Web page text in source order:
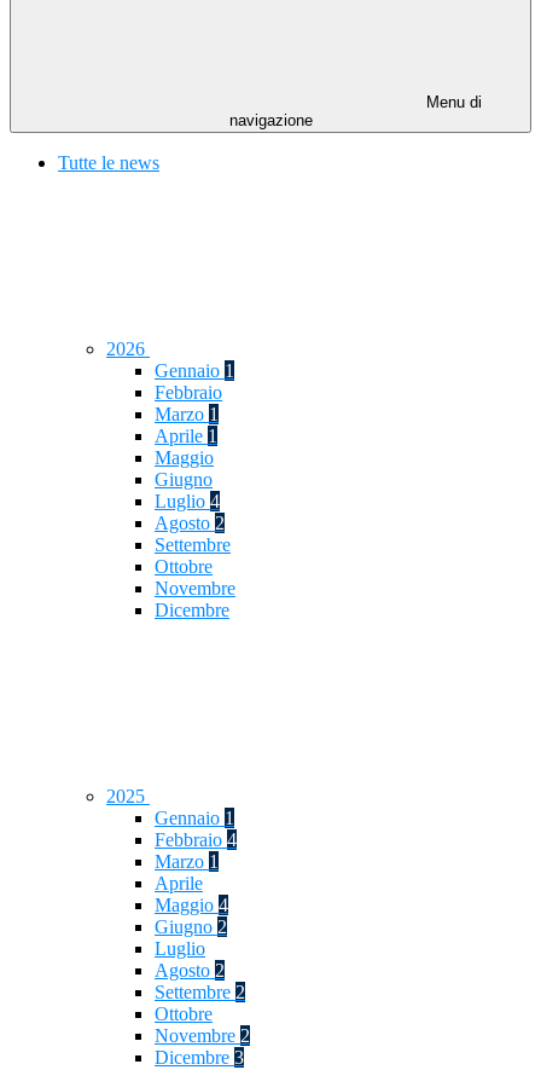
Menu di
navigazione
Tutte le news
2026
Gennaio 1
Febbraio
Marzo 1
Aprile 1
Maggio
Giugno
Luglio 4
Agosto 2
Settembre
Ottobre
Novembre
Dicembre
2025
Gennaio 1
Febbraio 4
Marzo 1
Aprile
Maggio 4
Giugno 2
Luglio
Agosto 2
Settembre 2
Ottobre
Novembre 2
Dicembre 3